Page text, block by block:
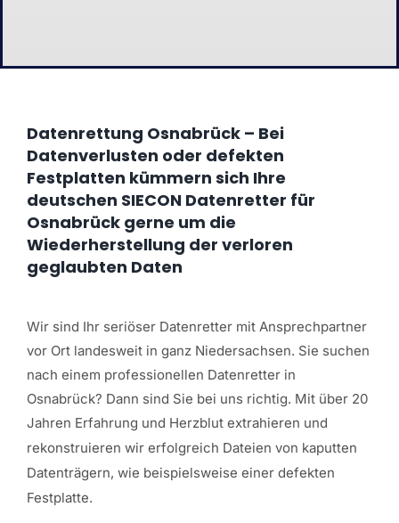
Datenrettung Osnabrück – Bei
Datenverlusten oder defekten
Festplatten kümmern sich Ihre
deutschen SIECON Datenretter für
Osnabrück gerne um die
Wiederherstellung der verloren
geglaubten Daten
Wir sind Ihr seriöser Datenretter mit Ansprechpartner
vor Ort landesweit in ganz Niedersachsen. Sie suchen
nach einem professionellen Datenretter in
Osnabrück? Dann sind Sie bei uns richtig. Mit über 20
Jahren Erfahrung und Herzblut extrahieren und
rekonstruieren wir erfolgreich Dateien von kaputten
Datenträgern, wie beispielsweise einer defekten
Festplatte.